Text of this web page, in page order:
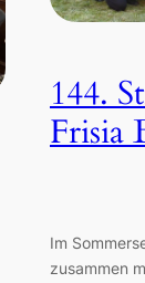
144.
Frisia
Im
zusammen